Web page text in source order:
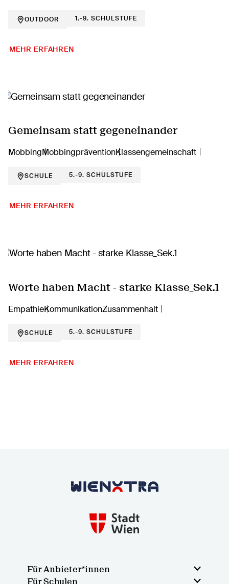
OUTDOOR 1.-9. SCHULSTUFE
MEHR ERFAHREN
Gemeinsam statt gegeneinander
MobbingMobbingpräventionKlassengemeinschaft
SCHULE 5.-9. SCHULSTUFE
MEHR ERFAHREN
Worte haben Macht - starke Klasse_Sek.1
EmpathieKommunikationZusammenhalt
SCHULE 5.-9. SCHULSTUFE
MEHR ERFAHREN
Zurück zur Startseite
Für Anbieter*innen
Für Schulen